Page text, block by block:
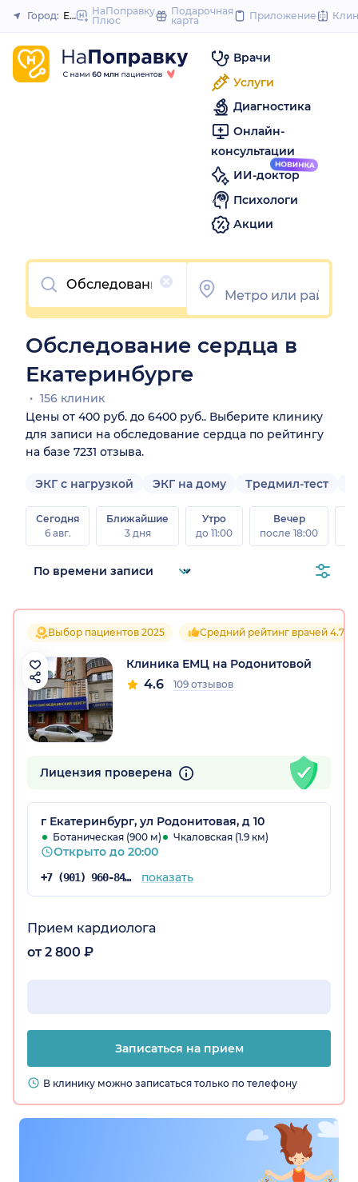
to
Закрыть
Город: Екатеринбург
НаПоправку
Плюс
Подарочная
карта
Приложение
Врачи
Услуги
Диагностика
Онлайн-
консультации
ИИ-доктор
Психологи
Акции
Очистить
Обследование сердца в
Екатеринбурге
156 клиник
Цены от 400 руб. до 6400 руб.. Выберите клинику
для записи на обследование сердца по рейтингу
на базе 7231 отзыва.
ЭКГ с нагрузкой ЭКГ на дому Тредмил-тест
Сегодня
6 авг.
Ближайшие
3 дня
Утро
до 11:00
Вечер
после 18:00
Выбор пациентов 2025 Средний рейтинг врачей 4.7
Клиника ЕМЦ на Родонитовой
4.6 109 отзывов
Лицензия проверена
г Екатеринбург, ул Родонитовая, д 10
Ботаническая (900 м) Чкаловская (1.9 км)
Открыто до 20:00
+7 (901) 960-84-27 показать
Прием кардиолога
от 2 800 ₽
Записаться на прием
В клинику можно записаться только по телефону